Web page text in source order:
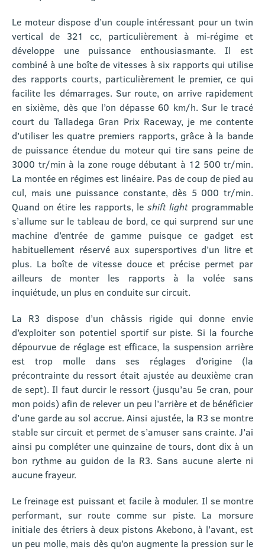
Le moteur dispose d’un couple intéressant pour un twin
vertical de 321 cc, particulièrement à mi-régime et
développe une puissance enthousiasmante. Il est
combiné à une boîte de vitesses à six rapports qui utilise
des rapports courts, particulièrement le premier, ce qui
facilite les démarrages. Sur route, on arrive rapidement
en sixième, dès que l’on dépasse 60 km/h. Sur le tracé
court du Talladega Gran Prix Raceway, je me contente
d’utiliser les quatre premiers rapports, grâce à la bande
de puissance étendue du moteur qui tire sans peine de
3000 tr/min à la zone rouge débutant à 12 500 tr/min.
La montée en régimes est linéaire. Pas de coup de pied au
cul, mais une puissance constante, dès 5 000 tr/min.
Quand on étire les rapports, le shift light programmable
s’allume sur le tableau de bord, ce qui surprend sur une
machine d’entrée de gamme puisque ce gadget est
habituellement réservé aux supersportives d’un litre et
plus. La boîte de vitesse douce et précise permet par
ailleurs de monter les rapports à la volée sans
inquiétude, un plus en conduite sur circuit.
La R3 dispose d’un châssis rigide qui donne envie
d’exploiter son potentiel sportif sur piste. Si la fourche
dépourvue de réglage est efficace, la suspension arrière
est trop molle dans ses réglages d’origine (la
précontrainte du ressort était ajustée au deuxième cran
de sept). Il faut durcir le ressort (jusqu’au 5e cran, pour
mon poids) afin de relever un peu l’arrière et de bénéficier
d’une garde au sol accrue. Ainsi ajustée, la R3 se montre
stable sur circuit et permet de s’amuser sans crainte. J’ai
ainsi pu compléter une quinzaine de tours, dont dix à un
bon rythme au guidon de la R3. Sans aucune alerte ni
aucune frayeur.
Le freinage est puissant et facile à moduler. Il se montre
performant, sur route comme sur piste. La morsure
initiale des étriers à deux pistons Akebono, à l’avant, est
un peu molle, mais dès qu’on augmente la pression sur le